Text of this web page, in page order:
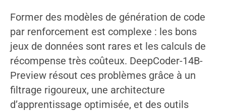
Former des modèles de génération de code
par renforcement est complexe : les bons
jeux de données sont rares et les calculs de
récompense très coûteux. DeepCoder-14B-
Preview résout ces problèmes grâce à un
filtrage rigoureux, une architecture
d’apprentissage optimisée, et des outils